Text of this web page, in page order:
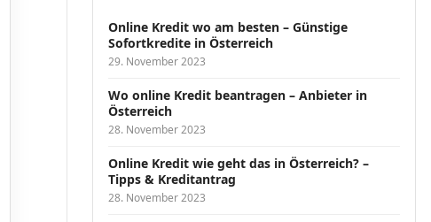
Online Kredit wo am besten – Günstige
Sofortkredite in Österreich
29. November 2023
Wo online Kredit beantragen – Anbieter in
Österreich
28. November 2023
Online Kredit wie geht das in Österreich? –
Tipps & Kreditantrag
28. November 2023